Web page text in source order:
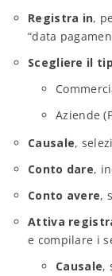
Registra in,
“data
Scegliere il
Aziende
Causale,
Conto dare,
Conto avere,
Attiva
e compilare i
Causale,